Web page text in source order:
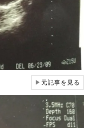
▶元記事を見る